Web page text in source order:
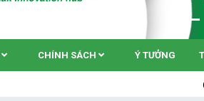
CHÍNH SÁCH Ý TƯỞNG
CỔNG